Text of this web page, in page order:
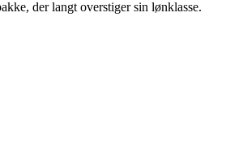
der langt overstiger sin lønklasse.